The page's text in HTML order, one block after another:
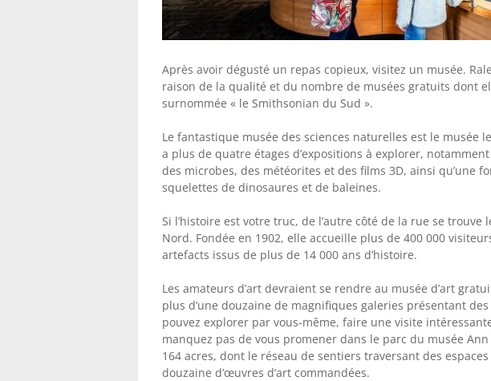
Après avoir dégusté un repas copieux, visitez un musée.
raison de la qualité et du nombre de musées gratuits dont
surnommée « le Smithsonian du Sud ».
Le fantastique musée des sciences naturelles est le musée
a plus de quatre étages d’expositions à explorer,
des microbes, des météorites et des films 3D, ainsi qu’une
squelettes de dinosaures et de baleines.
Si l’histoire est votre truc, de l’autre côté de la rue se trouve
Nord. Fondée en 1902, elle accueille plus de 400 000
artefacts issus de plus de 14 000 ans d’histoire.
Les amateurs d’art devraient se rendre au musée d’art
plus d’une douzaine de magnifiques galeries présentant
pouvez explorer par vous-même, faire une visite
manquez pas de vous promener dans le parc du musée
164 acres, dont le réseau de sentiers traversant des
douzaine d’œuvres d’art commandées.